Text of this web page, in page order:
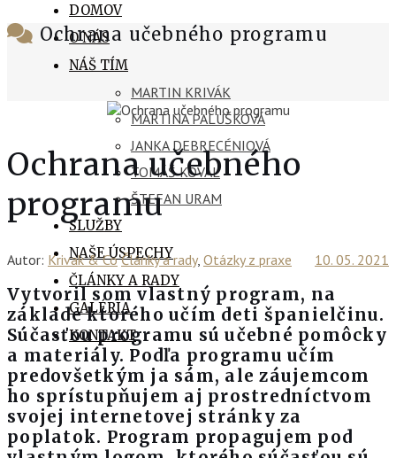
DOMOV
O NÁS
NÁŠ TÍM
MARTIN KRIVÁK
MARTINA PALUŠKOVÁ
JANKA DEBRECÉNIOVÁ
TOMÁŠ KOVAL
ŠTEFAN URAM
SLUŽBY
NAŠE ÚSPECHY
ČLÁNKY A RADY
GALÉRIA
KONTAKT
Ochrana učebného programu
Ochrana učebného
programu
Autor: Krivak & Co 10. 05. 2021
Články a rady, Otázky z praxe
Vytvoril som vlastný program, na
základe ktorého učím deti španielčinu.
Súčasťou programu sú učebné pomôcky
a materiály. Podľa programu učím
predovšetkým ja sám, ale záujemcom
ho sprístupňujem aj prostredníctvom
svojej internetovej stránky za
poplatok. Program propagujem pod